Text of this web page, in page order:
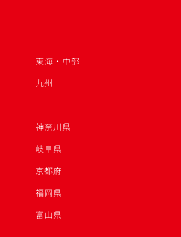
東海・中部
九州
神奈川県
岐阜県
京都府
福岡県
富山県